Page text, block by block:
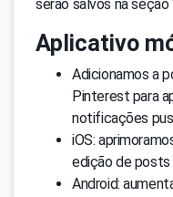
serão salvos na seção
Aplicativo
Adicionamos a
Pinterest para
notificações
iOS:
edição de posts
Android: